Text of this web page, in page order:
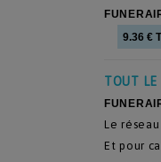
9.36 €
TOUT LE
Le
Et pour